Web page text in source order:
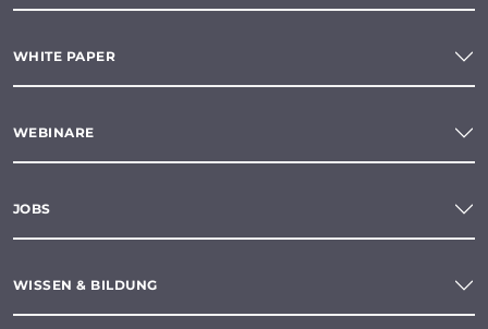
WHITE PAPER
WEBINARE
JOBS
WISSEN & BILDUNG